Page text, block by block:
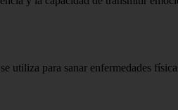
utiliza para sanar enfermedades